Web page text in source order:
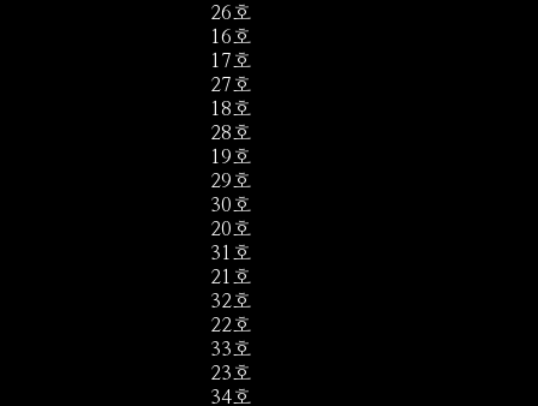
26호
16호
17호
27호
18호
28호
19호
29호
30호
20호
31호
21호
32호
22호
33호
23호
34호